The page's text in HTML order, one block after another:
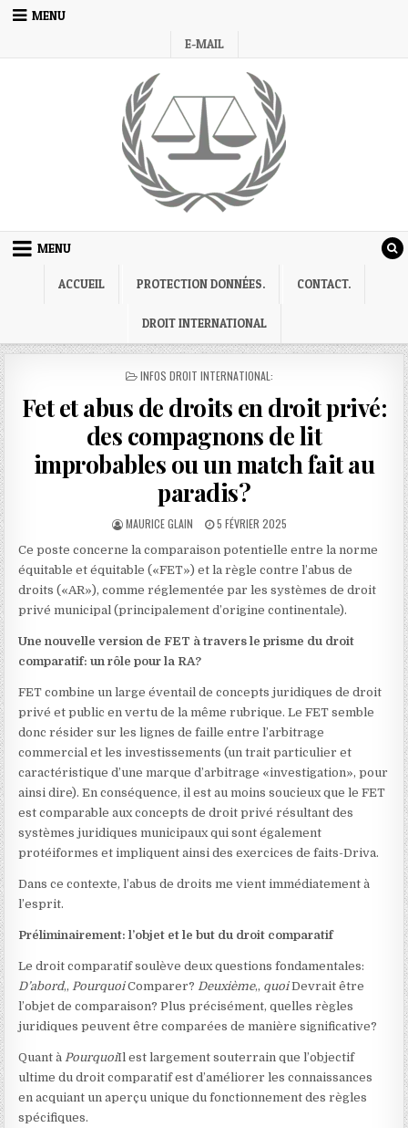
Skip
MENU
E-MAIL
MENU
ACCUEIL PROTECTION DONNÉES. CONTACT.
DROIT INTERNATIONAL
POSTED
INFOS DROIT INTERNATIONAL:
Fet et abus de droits en droit privé:
des compagnons de lit
improbables ou un match fait au
paradis?
AUTHOR:
MAURICE GLAIN
PUBLISHED
5 FÉVRIER 2025
Ce poste concerne la comparaison potentielle entre la norme
équitable et équitable («FET») et la règle contre l’abus de
droits («AR»), comme réglementée par les systèmes de droit
privé municipal (principalement d’origine continentale).
Une nouvelle version de FET à travers le prisme du droit
comparatif: un rôle pour la RA?
FET combine un large éventail de concepts juridiques de droit
privé et public en vertu de la même rubrique. Le FET semble
donc résider sur les lignes de faille entre l’arbitrage
commercial et les investissements (un trait particulier et
caractéristique d’une marque d’arbitrage «investigation», pour
ainsi dire). En conséquence, il est au moins soucieux que le FET
est comparable aux concepts de droit privé résultant des
systèmes juridiques municipaux qui sont également
protéiformes et impliquent ainsi des exercices de faits-Driva.
Dans ce contexte, l’abus de droits me vient immédiatement à
l’esprit.
Préliminairement: l’objet et le but du droit comparatif
Le droit comparatif soulève deux questions fondamentales:
D’abord,,PourquoiComparer?Deuxième,, quoiDevrait être
l’objet de comparaison? Plus précisément, quelles règles
juridiques peuvent être comparées de manière significative?
Quant àPourquoiIl est largement souterrain que l’objectif
ultime du droit comparatif est d’améliorer les connaissances
en acquiant un aperçu unique du fonctionnement des règles
spécifiques.